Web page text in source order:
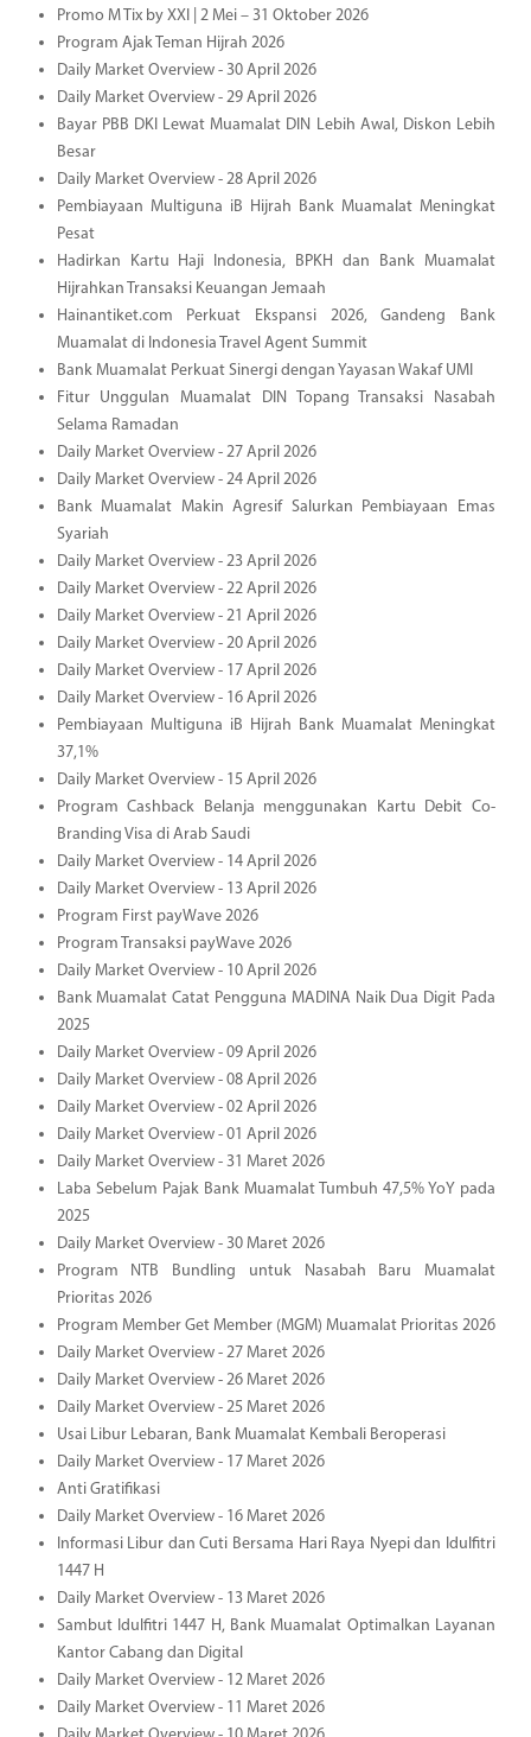
Promo M Tix by XXI | 2 Mei – 31 Oktober 2026
Program Ajak Teman Hijrah 2026
Daily Market Overview - 30 April 2026
Daily Market Overview - 29 April 2026
Bayar PBB DKI Lewat Muamalat DIN Lebih Awal, Diskon Lebih
Besar
Daily Market Overview - 28 April 2026
Pembiayaan Multiguna iB Hijrah Bank Muamalat Meningkat
Pesat
Hadirkan Kartu Haji Indonesia, BPKH dan Bank Muamalat
Hijrahkan Transaksi Keuangan Jemaah
Hainantiket.com Perkuat Ekspansi 2026, Gandeng Bank
Muamalat di Indonesia Travel Agent Summit
Bank Muamalat Perkuat Sinergi dengan Yayasan Wakaf UMI
Fitur Unggulan Muamalat DIN Topang Transaksi Nasabah
Selama Ramadan
Daily Market Overview - 27 April 2026
Daily Market Overview - 24 April 2026
Bank Muamalat Makin Agresif Salurkan Pembiayaan Emas
Syariah
Daily Market Overview - 23 April 2026
Daily Market Overview - 22 April 2026
Daily Market Overview - 21 April 2026
Daily Market Overview - 20 April 2026
Daily Market Overview - 17 April 2026
Daily Market Overview - 16 April 2026
Pembiayaan Multiguna iB Hijrah Bank Muamalat Meningkat
37,1%
Daily Market Overview - 15 April 2026
Program Cashback Belanja menggunakan Kartu Debit Co-
Branding Visa di Arab Saudi
Daily Market Overview - 14 April 2026
Daily Market Overview - 13 April 2026
Program First payWave 2026
Program Transaksi payWave 2026
Daily Market Overview - 10 April 2026
Bank Muamalat Catat Pengguna MADINA Naik Dua Digit Pada
2025
Daily Market Overview - 09 April 2026
Daily Market Overview - 08 April 2026
Daily Market Overview - 02 April 2026
Daily Market Overview - 01 April 2026
Daily Market Overview - 31 Maret 2026
Laba Sebelum Pajak Bank Muamalat Tumbuh 47,5% YoY pada
2025
Daily Market Overview - 30 Maret 2026
Program NTB Bundling untuk Nasabah Baru Muamalat
Prioritas 2026
Program Member Get Member (MGM) Muamalat Prioritas 2026
Daily Market Overview - 27 Maret 2026
Daily Market Overview - 26 Maret 2026
Daily Market Overview - 25 Maret 2026
Usai Libur Lebaran, Bank Muamalat Kembali Beroperasi
Daily Market Overview - 17 Maret 2026
Anti Gratifikasi
Daily Market Overview - 16 Maret 2026
Informasi Libur dan Cuti Bersama Hari Raya Nyepi dan Idulfitri
1447 H
Daily Market Overview - 13 Maret 2026
Sambut Idulfitri 1447 H, Bank Muamalat Optimalkan Layanan
Kantor Cabang dan Digital
Daily Market Overview - 12 Maret 2026
Daily Market Overview - 11 Maret 2026